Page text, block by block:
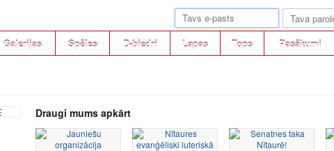
Galerijas Spēles D-biedri Lapas Tops Pasākumi
Draugi mums apkārt